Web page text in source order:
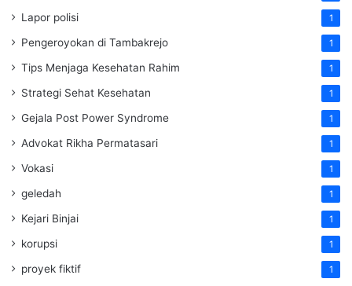
Lapor polisi 1
Pengeroyokan di Tambakrejo 1
Tips Menjaga Kesehatan Rahim 1
Strategi Sehat Kesehatan 1
Gejala Post Power Syndrome 1
Advokat Rikha Permatasari 1
Vokasi 1
geledah 1
Kejari Binjai 1
korupsi 1
proyek fiktif 1